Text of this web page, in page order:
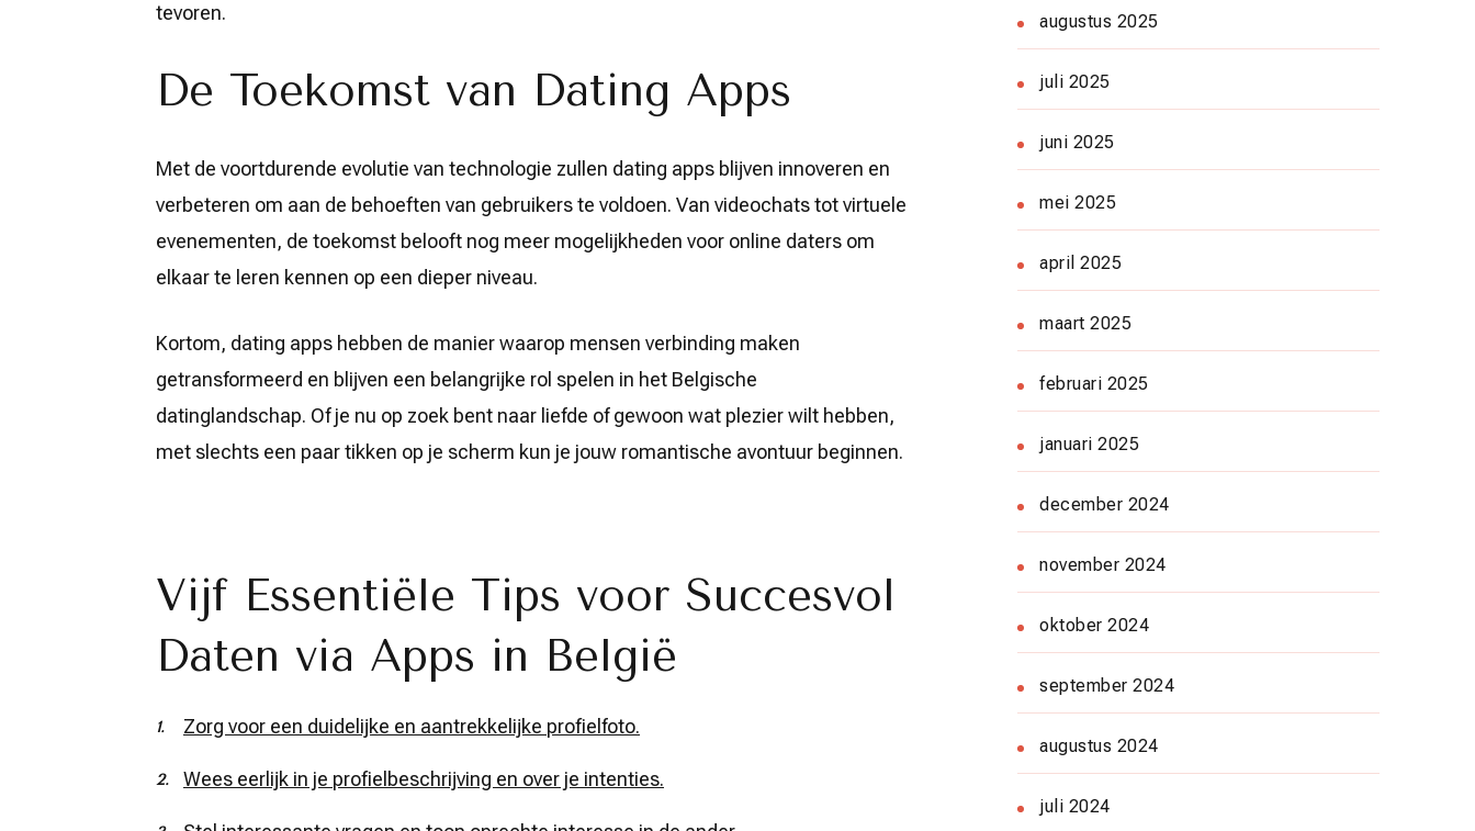
tevoren.
De Toekomst van Dating Apps
Met de voortdurende evolutie van technologie zullen dating apps blijven innoveren en
verbeteren om aan de behoeften van gebruikers te voldoen. Van videochats tot virtuele
evenementen, de toekomst belooft nog meer mogelijkheden voor online daters om
elkaar te leren kennen op een dieper niveau.
Kortom, dating apps hebben de manier waarop mensen verbinding maken
getransformeerd en blijven een belangrijke rol spelen in het Belgische
datinglandschap. Of je nu op zoek bent naar liefde of gewoon wat plezier wilt hebben,
met slechts een paar tikken op je scherm kun je jouw romantische avontuur beginnen.
Vijf Essentiële Tips voor Succesvol
Daten via Apps in België
Zorg voor een duidelijke en aantrekkelijke profielfoto.
Wees eerlijk in je profielbeschrijving en over je intenties.
augustus 2025
juli 2025
juni 2025
mei 2025
april 2025
maart 2025
februari 2025
januari 2025
december 2024
november 2024
oktober 2024
september 2024
augustus 2024
juli 2024